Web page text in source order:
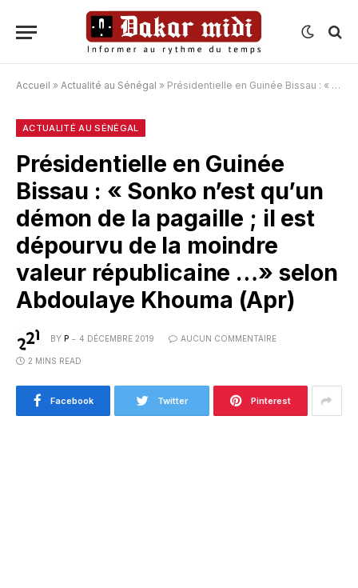
Accueil » Actualité au Sénégal » Présidentielle en Guinée Bissau : « Sonko n’est qu’un démon de la pagaille ; il est dépourvu de la moindre valeur républicaine …» selon Abdoulaye Khouma (Apr)
ACTUALITÉ AU SÉNÉGAL
Présidentielle en Guinée
Bissau : « Sonko n’est qu’un
démon de la pagaille ; il est
dépourvu de la moindre
valeur républicaine …» selon
Abdoulaye Khouma (Apr)
BY P 4 DÉCEMBRE 2019 AUCUN COMMENTAIRE
2 MINS READ
Facebook Twitter Pinterest